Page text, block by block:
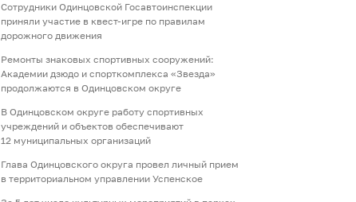
Сотрудники Одинцовской Госавтоинспекции
приняли участие в квест-игре по правилам
дорожного движения
Ремонты знаковых спортивных сооружений:
Академии дзюдо и спорткомплекса «Звезда»
продолжаются в Одинцовском округе
В Одинцовском округе работу спортивных
учреждений и объектов обеспечивают
12 муниципальных организаций
Глава Одинцовского округа провел личный прием
в территориальном управлении Успенское